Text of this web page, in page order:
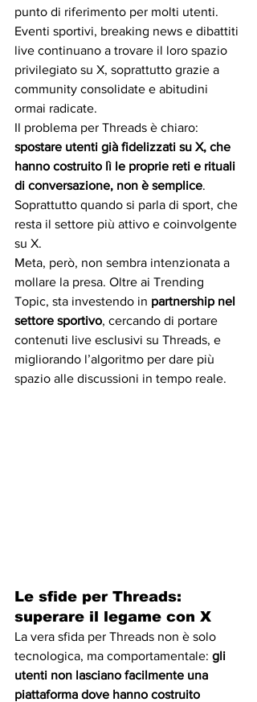
punto di riferimento per molti utenti.
Eventi sportivi, breaking news e dibattiti
live continuano a trovare il loro spazio
privilegiato su X, soprattutto grazie a
community consolidate e abitudini
ormai radicate.
Il problema per Threads è chiaro:
spostare utenti già fidelizzati su X, che
hanno costruito lì le proprie reti e rituali
di conversazione, non è semplice.
Soprattutto quando si parla di sport, che
resta il settore più attivo e coinvolgente
su X.
Meta, però, non sembra intenzionata a
mollare la presa. Oltre ai Trending
Topic, sta investendo in partnership nel
settore sportivo, cercando di portare
contenuti live esclusivi su Threads, e
migliorando l’algoritmo per dare più
spazio alle discussioni in tempo reale.
Le sfide per Threads:
superare il legame con X
La vera sfida per Threads non è solo
tecnologica, ma comportamentale: gli
utenti non lasciano facilmente una
piattaforma dove hanno costruito